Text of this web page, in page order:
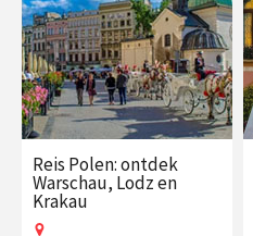
Op locatie
Reis Polen: ontdek
Warschau, Lodz en
Krakau